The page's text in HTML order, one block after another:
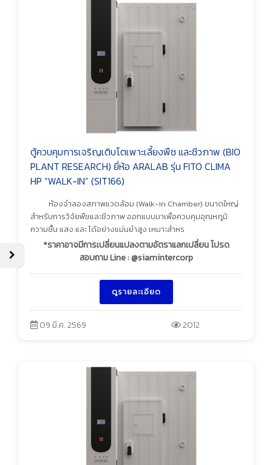
ตู้ควบคุมการเจริญเติบโตเพาะเลี้ยงพืช และชีวภาพ (BIO
PLANT RESEARCH) ยี่ห้อ ARALAB รุ่น FITO CLIMA
HP “WALK-IN” (SIT166)
ห้องจำลองสภาพแวดล้อม (Walk-in Chamber) ขนาดใหญ่
สำหรับการวิจัยพืชและชีวภาพ ออกแบบมาเพื่อควบคุมอุณหภูมิ
ความชื้น แสง และ ได้อย่างแม่นยำสูง เหมาะสำหร
*ราคาอาจมีการเปลี่ยนแปลงตามอัตราแลกเปลี่ยน โปรด
สอบถาม Line : @siamintercorp
ดูรายละเอียด
09 มี.ค. 2569 2012